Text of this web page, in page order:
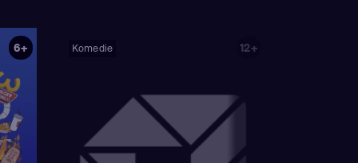
Nancy Cartwright
Hank Azaria
/ Clancy
/
Simpson /
6+ Komedie 12+